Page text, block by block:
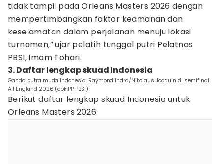
tidak tampil pada Orleans Masters 2026 dengan
mempertimbangkan faktor keamanan dan
keselamatan dalam perjalanan menuju lokasi
turnamen,” ujar pelatih tunggal putri Pelatnas
PBSI, Imam Tohari.
3. Daftar lengkap skuad Indonesia
Ganda putra muda Indonesia, Raymond Indra/Nikolaus Joaquin di semifinal
All England 2026 (dok.PP PBSI)
Berikut daftar lengkap skuad Indonesia untuk
Orleans Masters 2026: